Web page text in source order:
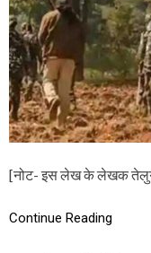
[नोट- इस लेख के लेखक
Continue Reading